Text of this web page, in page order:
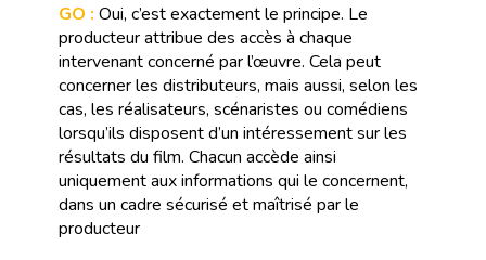
GO : Oui, c’est exactement le principe. Le
producteur attribue des accès à chaque
intervenant concerné par l’œuvre. Cela peut
concerner les distributeurs, mais aussi, selon les
cas, les réalisateurs, scénaristes ou comédiens
lorsqu’ils disposent d’un intéressement sur les
résultats du film. Chacun accède ainsi
uniquement aux informations qui le concernent,
dans un cadre sécurisé et maîtrisé par le
producteur